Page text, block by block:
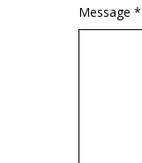
Message *